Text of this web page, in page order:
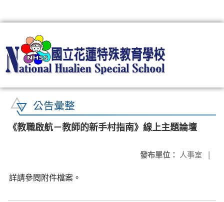
公告彙整
《教職啟航－教師的新手村指南》線上主題論壇
發布單位： 人事室 |
詳請參閱附件檔案。